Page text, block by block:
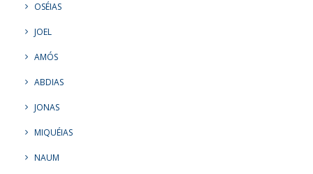
OSÉIAS
JOEL
AMÓS
ABDIAS
JONAS
MIQUÉIAS
NAUM